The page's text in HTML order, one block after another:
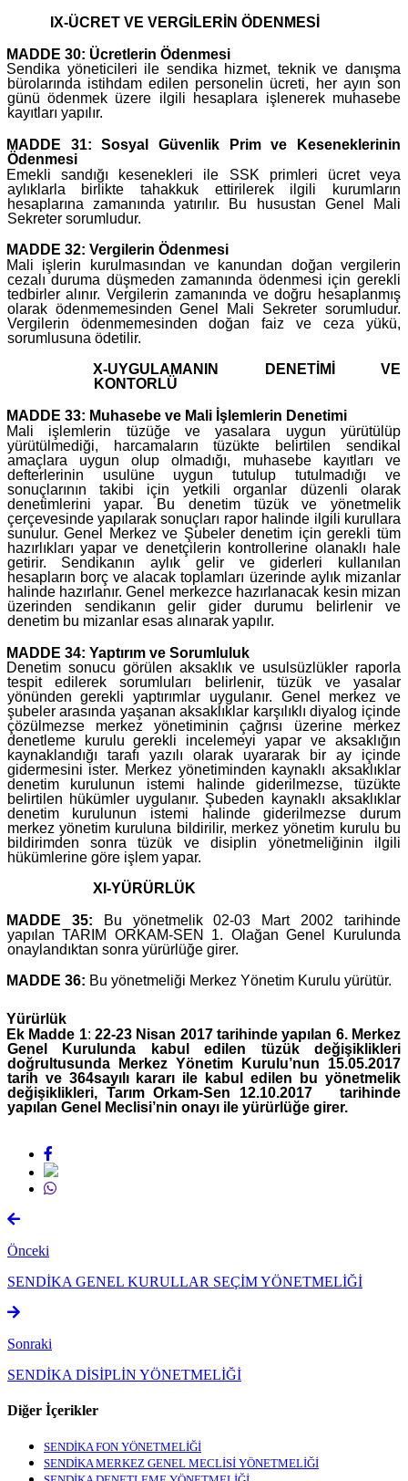
IX-ÜCRET VE VERGİLERİN ÖDENMESİ
MADDE 30: Ücretlerin Ödenmesi
Sendika yöneticileri ile sendika hizmet, teknik ve danışma
bürolarında istihdam edilen personelin ücreti, her ayın son
günü ödenmek üzere ilgili hesaplara işlenerek muhasebe
kayıtları yapılır.
MADDE 31: Sosyal Güvenlik Prim ve Keseneklerinin
Ödenmesi
Emekli sandığı kesenekleri ile SSK primleri ücret veya
aylıklarla birlikte tahakkuk ettirilerek ilgili kurumların
hesaplarına zamanında yatırılır. Bu husustan Genel Mali
Sekreter sorumludur.
MADDE 32: Vergilerin Ödenmesi
Mali işlerin kurulmasından ve kanundan doğan vergilerin
cezalı duruma düşmeden zamanında ödenmesi için gerekli
tedbirler alınır. Vergilerin zamanında ve doğru hesaplanmış
olarak ödenmemesinden Genel Mali Sekreter sorumludur.
Vergilerin ödenmemesinden doğan faiz ve ceza yükü,
sorumlusuna ödetilir.
X-UYGULAMANIN DENETİMİ VE
KONTORLÜ
MADDE 33: Muhasebe ve Mali İşlemlerin Denetimi
Mali işlemlerin tüzüğe ve yasalara uygun yürütülüp
yürütülmediği, harcamaların tüzükte belirtilen sendikal
amaçlara uygun olup olmadığı, muhasebe kayıtları ve
defterlerinin usulüne uygun tutulup tutulmadığı ve
sonuçlarının takibi için yetkili organlar düzenli olarak
denetimlerini yapar. Bu denetim tüzük ve yönetmelik
çerçevesinde yapılarak sonuçları rapor halinde ilgili kurullara
sunulur. Genel Merkez ve Şubeler denetim için gerekli tüm
hazırlıkları yapar ve denetçilerin kontrollerine olanaklı hale
getirir. Sendikanın aylık gelir ve giderleri kullanılan
hesapların borç ve alacak toplamları üzerinde aylık mizanlar
halinde hazırlanır. Genel merkezce hazırlanacak kesin mizan
üzerinden sendikanın gelir gider durumu belirlenir ve
denetim bu mizanlar esas alınarak yapılır.
MADDE 34: Yaptırım ve Sorumluluk
Denetim sonucu görülen aksaklık ve usulsüzlükler raporla
tespit edilerek sorumluları belirlenir, tüzük ve yasalar
yönünden gerekli yaptırımlar uygulanır. Genel merkez ve
şubeler arasında yaşanan aksaklıklar karşılıklı diyalog içinde
çözülmezse merkez yönetiminin çağrısı üzerine merkez
denetleme kurulu gerekli incelemeyi yapar ve aksaklığın
kaynaklandığı tarafı yazılı olarak uyararak bir ay içinde
gidermesini ister. Merkez yönetiminden kaynaklı aksaklıklar
denetim kurulunun istemi halinde giderilmezse, tüzükte
belirtilen hükümler uygulanır. Şubeden kaynaklı aksaklıklar
denetim kurulunun istemi halinde giderilmezse durum
merkez yönetim kuruluna bildirilir, merkez yönetim kurulu bu
bildirimden sonra tüzük ve disiplin yönetmeliğinin ilgili
hükümlerine göre işlem yapar.
XI-YÜRÜRLÜK
MADDE 35: Bu yönetmelik 02-03 Mart 2002 tarihinde
yapılan TARIM ORKAM-SEN 1. Olağan Genel Kurulunda
onaylandıktan sonra yürürlüğe girer.
MADDE 36: Bu yönetmeliği Merkez Yönetim Kurulu yürütür.
Yürürlük
Ek Madde 1:22-23 Nisan 2017 tarihinde yapılan 6. Merkez
Genel Kurulunda kabul edilen tüzük değişiklikleri
doğrultusunda Merkez Yönetim Kurulu’nun 15.05.2017
tarih ve 364sayılı kararı ile kabul edilen bu yönetmelik
değişiklikleri, Tarım Orkam-Sen 12.10.2017 tarihinde
yapılan Genel Meclisi’nin onayı ile yürürlüğe girer.
Önceki
SENDİKA GENEL KURULLAR SEÇİM YÖNETMELİĞİ
Sonraki
SENDİKA DİSİPLİN YÖNETMELİĞİ
Diğer İçerikler
SENDİKA FON YÖNETMELİĞİ
SENDİKA MERKEZ GENEL MECLİSİ YÖNETMELİĞİ